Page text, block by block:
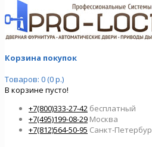
Корзина покупок
Товаров: 0 (0 р.)
В корзине пусто!
+7(800)333-27-42 бесплатный
+7(495)199-08-29 Москва
+7(812)564-50-95 Санкт-